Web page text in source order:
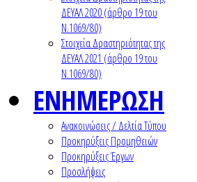
ΔΕΥΑΛ 2020 (άρθρο 19 του
Ν.1069/80)
Στοιχεία Δραστηριότητας της
ΔΕΥΑΛ 2021 (άρθρο 19 του
Ν.1069/80)
ΕΝΗΜΕΡΩΣΗ
Ανακοινώσεις / Δελτία Τύπου
Προκηρύξεις Προμηθειών
Προκηρύξεις Έργων
Προσλήψεις